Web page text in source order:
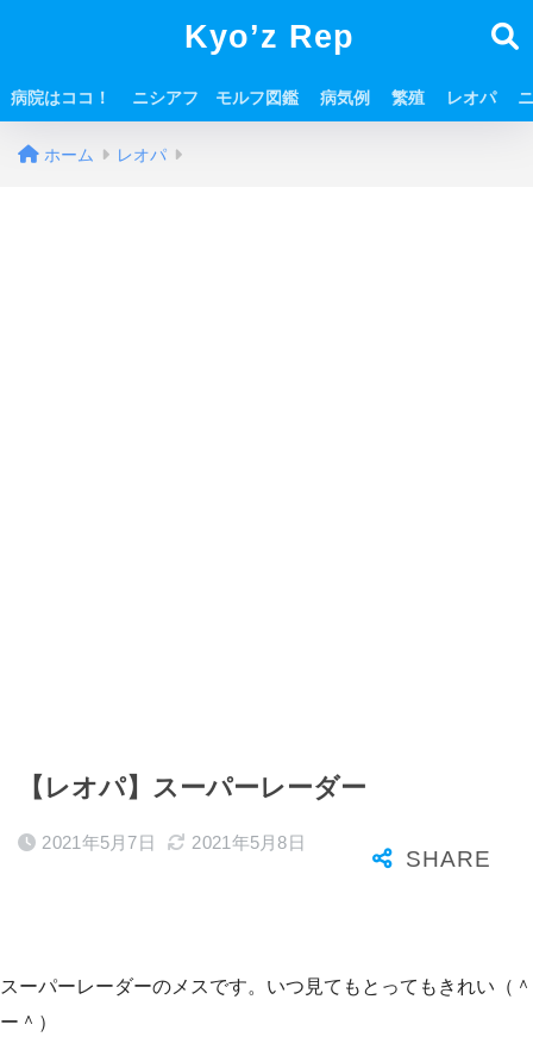
Kyo’z Rep
病院はココ！ ニシアフ モルフ図鑑 病気例 繁殖 レオパ
ホーム レオパ
【レオパ】スーパーレーダー
2021年5月7日 2021年5月8日
スーパーレーダーのメスです。いつ見てもとってもきれい（＾
ー＾）